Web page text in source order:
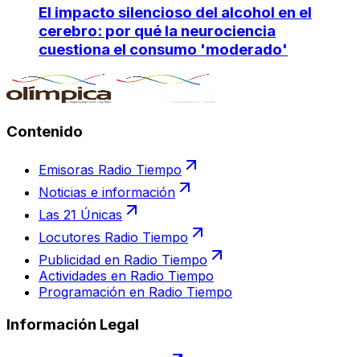
El impacto silencioso del alcohol en el
cerebro: por qué la neurociencia
cuestiona el consumo 'moderado'
Contenido
Emisoras Radio Tiempo
Noticias e información
Las 21 Únicas
Locutores Radio Tiempo
Publicidad en Radio Tiempo
Actividades en Radio Tiempo
Programación en Radio Tiempo
Información Legal